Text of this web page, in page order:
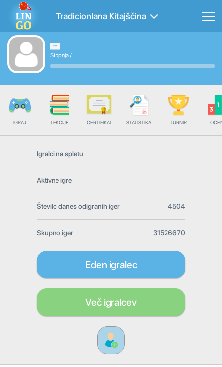
Tradicionlana Kitajščina
Stopnja/
IGRAJ LEKCIJE CERTIFIKAT STATISTIKA TURNIR
Igralci na spletu
Aktivne igre
Število danes odigranih iger 4504
Skupno iger 31526670
Eden igralec
Več igralcev